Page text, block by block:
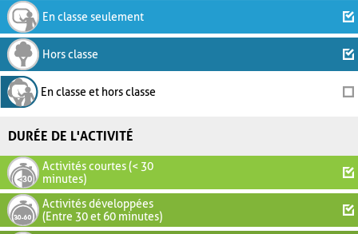
En classe seulement
Hors classe
En classe et hors classe
DURÉE DE L'ACTIVITÉ
Activités courtes (< 30
minutes)
Activités développées
(Entre 30 et 60 minutes)